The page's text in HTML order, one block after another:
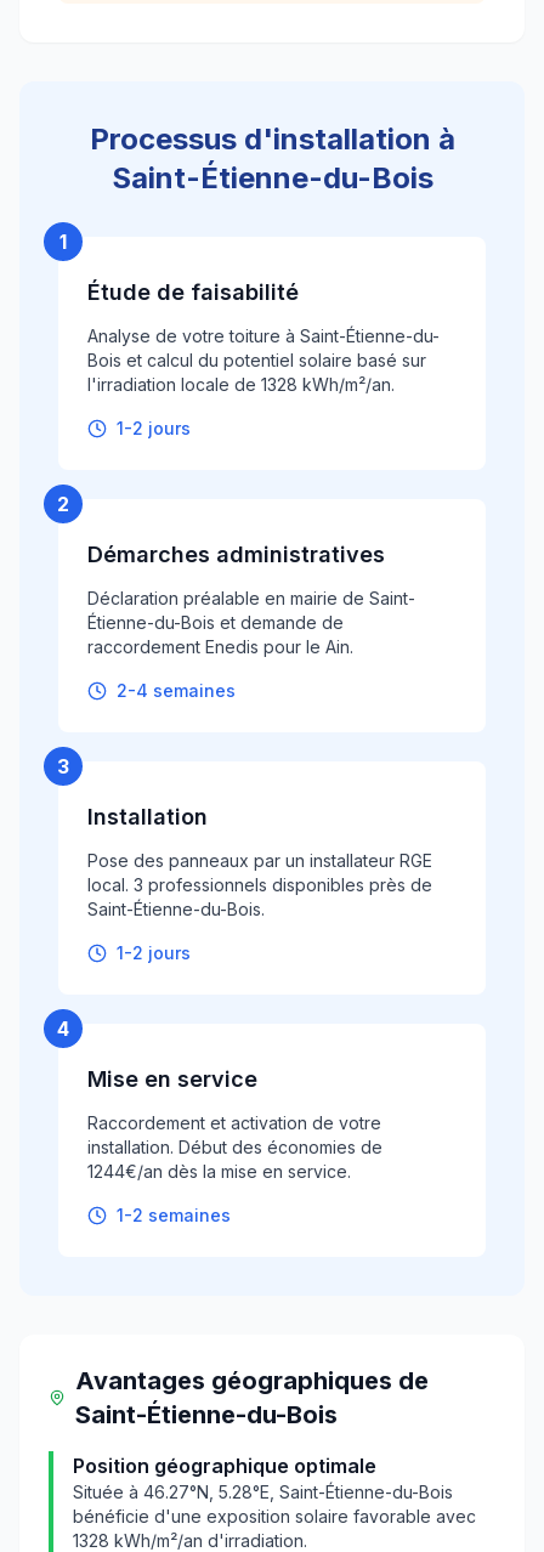
Processus d'installation à
Saint-Étienne-du-Bois
1
Étude de faisabilité
Analyse de votre toiture à Saint-Étienne-du-
Bois et calcul du potentiel solaire basé sur
l'irradiation locale de 1328 kWh/m²/an.
1-2 jours
2
Démarches administratives
Déclaration préalable en mairie de Saint-
Étienne-du-Bois et demande de
raccordement Enedis pour le Ain.
2-4 semaines
3
Installation
Pose des panneaux par un installateur RGE
local. 3 professionnels disponibles près de
Saint-Étienne-du-Bois.
1-2 jours
4
Mise en service
Raccordement et activation de votre
installation. Début des économies de
1244€/an dès la mise en service.
1-2 semaines
Avantages géographiques de
Saint-Étienne-du-Bois
Position géographique optimale
Située à 46.27°N, 5.28°E, Saint-Étienne-du-Bois
bénéficie d'une exposition solaire favorable avec
1328 kWh/m²/an d'irradiation.